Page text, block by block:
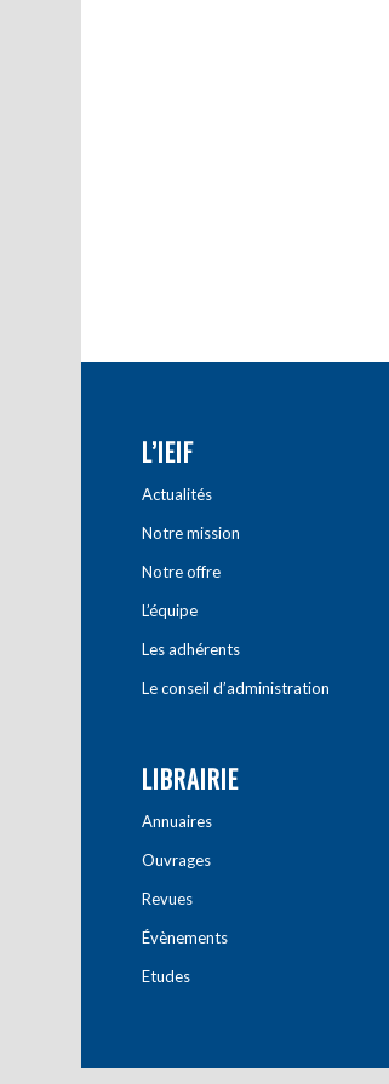
L’IEIF
Actualités
Notre mission
Notre offre
L’équipe
Les adhérents
Le conseil d’administration
LIBRAIRIE
Annuaires
Ouvrages
Revues
Évènements
Etudes